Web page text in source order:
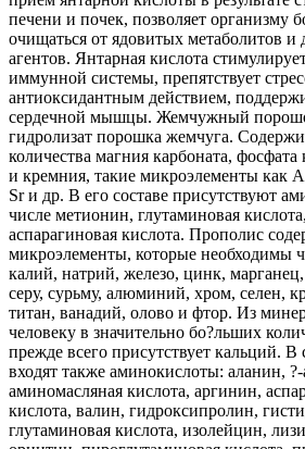
печени и почек, позволяет организму
очищаться от ядовитых метаболитов и
агентов. Янтарная кислота
иммунной системы, препятствует
антиоксидантным действием,
сердечной мышцы. Жемчужный
гидролизат порошка жемчуга.
количества магния карбоната, фосфата
и кремния, такие микроэлементы как
Sr и др. В его составе присутствуют
числе метионин, глутаминовая
аспарагиновая кислота. Прополис
микроэлементы, которые необходимы
калий, натрий, железо, цинк,
серу, сурьму, алюминий, хром, селен,
титан, ванадий, олово и фтор. Из
человеку в значительно бо?льших
прежде всего присутствует кальций. В
входят также аминокислоты: аланин,
аминомасляная кислота, аргинин,
кислота, валин, гидроксипролин,
глутаминовая кислота, изолейцин,